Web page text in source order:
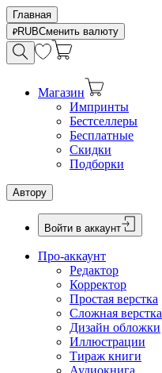
Главная
RUBСменить валюту
Магазин
Импринты
Бестселлеры
Бесплатные
Скидки
Подборки
Автору
Войти в аккаунт
Про-аккаунт
Редактор
Корректор
Простая верстка
Сложная верстка
Дизайн обложки
Иллюстрации
Тираж книги
Аудиокнига